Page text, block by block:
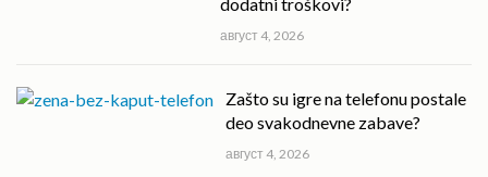
август 4, 2026
Zašto su igre na telefonu postale
deo svakodnevne zabave?
август 4, 2026